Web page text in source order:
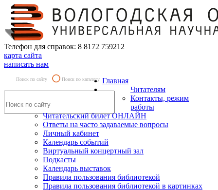
Телефон для справок: 8 8172 759212
карта сайта
написать нам
Поиск по сайту Поиск по каталогу Главная
Читателям
Контакты, режим
работы
Читательский билет ОНЛАЙН
Ответы на часто задаваемые вопросы
Личный кабинет
Календарь событий
Виртуальный концертный зал
Подкасты
Календарь выставок
Правила пользования библиотекой
Правила пользования библиотекой в картинках